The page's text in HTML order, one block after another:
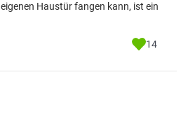
Haustür fangen kann, ist ein
14